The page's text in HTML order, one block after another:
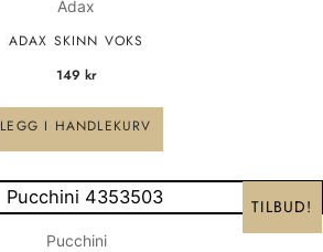
Adax
ADAX SKINN VOKS
149 kr
LEGG I HANDLEKURV
TILBUD!
Pucchini
Price
range:
359 kr
Dette